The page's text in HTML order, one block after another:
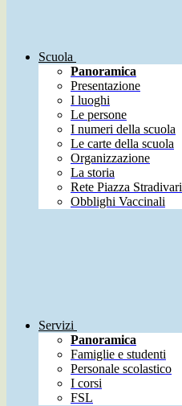
Scuola
Panoramica
Presentazione
I luoghi
Le persone
I numeri della scuola
Le carte della scuola
Organizzazione
La storia
Rete Piazza Stradivari
Obblighi Vaccinali
Servizi
Panoramica
Famiglie e studenti
Personale scolastico
I corsi
FSL